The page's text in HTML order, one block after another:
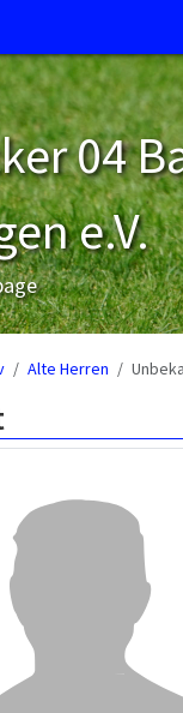
04
e.V.
Alte Herren